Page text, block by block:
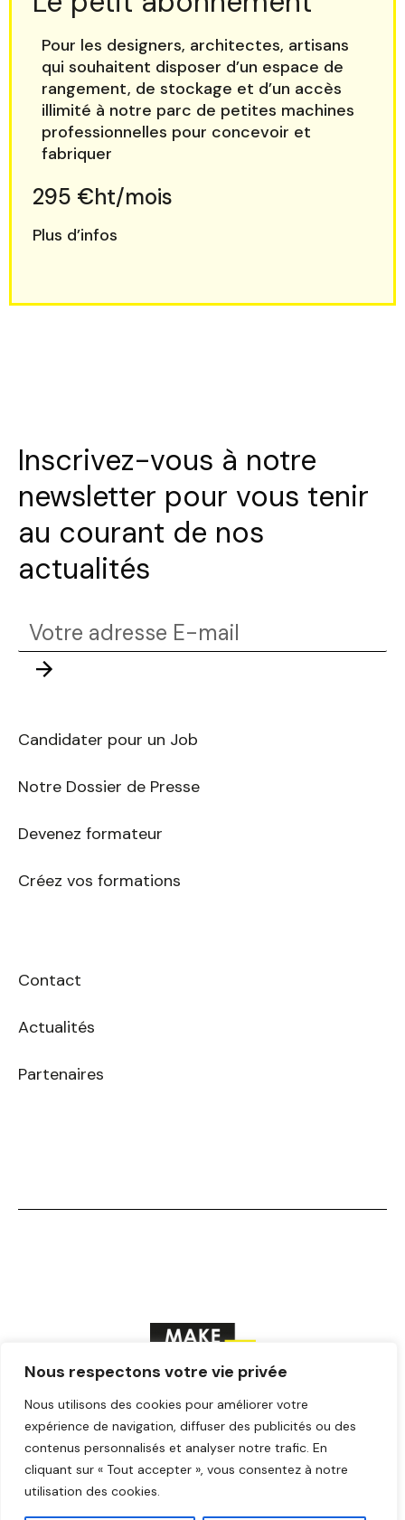
Nous respectons votre vie privée
Nous utilisons des cookies pour améliorer votre
expérience de navigation, diffuser des publicités ou des
contenus personnalisés et analyser notre trafic. En
cliquant sur « Tout accepter », vous consentez à notre
utilisation des cookies.
Pour les designers, architectes, artisans
qui souhaitent disposer d’un espace de
rangement, de stockage et d’un accès
illimité à notre parc de petites machines
professionnelles pour concevoir et
fabriquer
295 €ht/mois
Plus d’infos
Inscrivez-vous à notre
newsletter pour vous tenir
au courant de nos
actualités
Votre
adresse
E-
Envoyer
Candidater pour un Job
Notre Dossier de Presse
Devenez formateur
Créez vos formations
Contact
Actualités
Partenaires
F
a
c
e
b
o
o
T
w
i
t
t
r
Y
o
u
t
u
e
I
n
s
t
a
r
L
i
n
k
e
i
© Make ICI – Tous droits réservés